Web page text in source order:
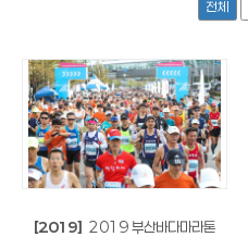
전체
[2019] 2019 부산바다마라톤